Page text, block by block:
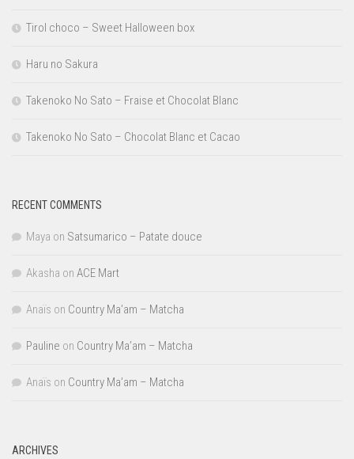
Tirol choco – Sweet Halloween box
Haru no Sakura
Takenoko No Sato – Fraise et Chocolat Blanc
Takenoko No Sato – Chocolat Blanc et Cacao
RECENT COMMENTS
Maya on Satsumarico – Patate douce
Akasha on ACE Mart
Anaïs on Country Ma’am – Matcha
Pauline on Country Ma’am – Matcha
Anaïs on Country Ma’am – Matcha
ARCHIVES